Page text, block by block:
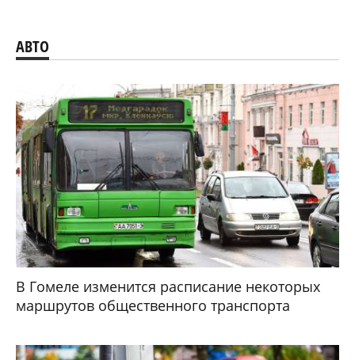
АВТО
В Гомеле изменится расписание некоторых
маршрутов общественного транспорта